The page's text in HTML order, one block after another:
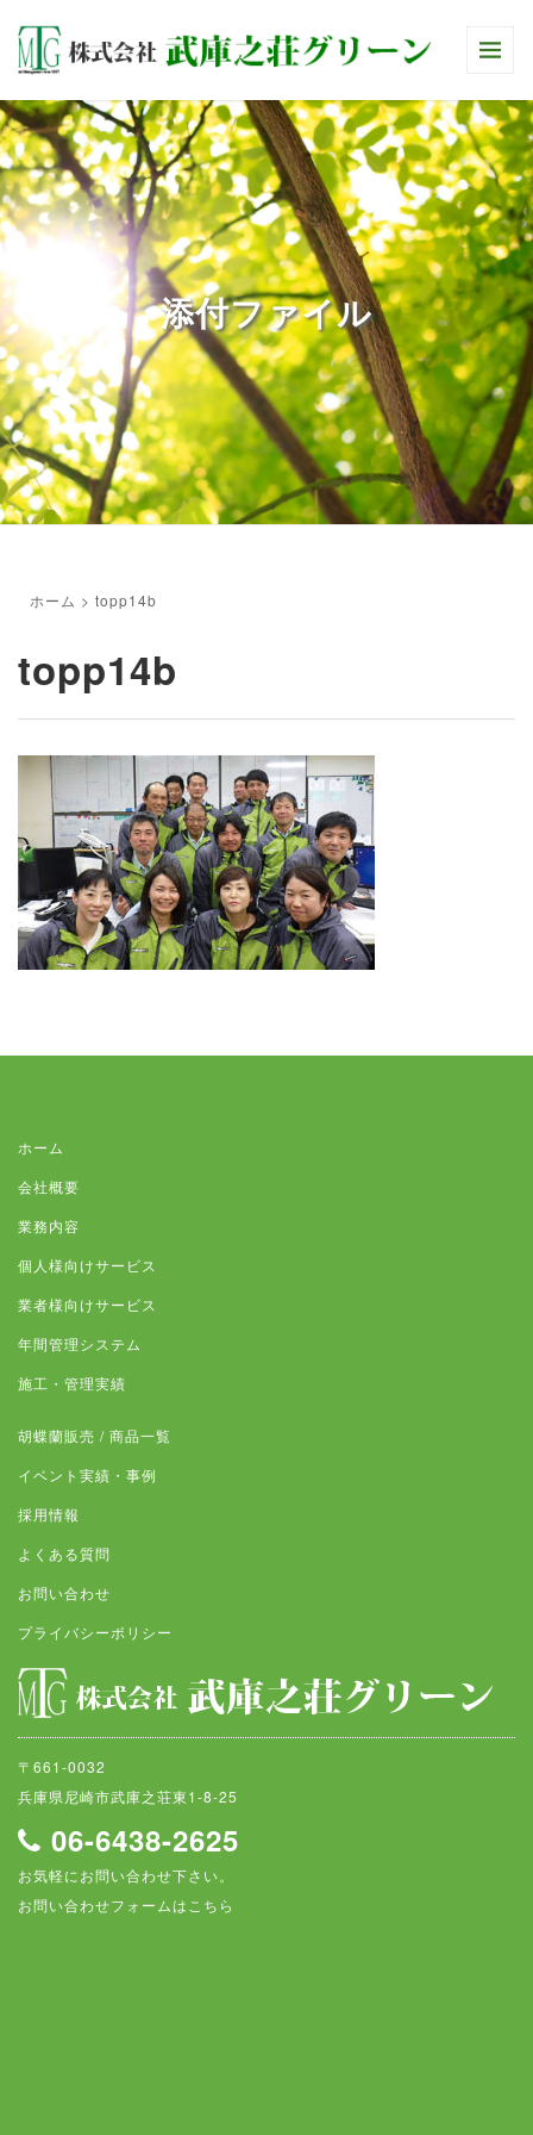
添付ファイル
ホーム > topp14b
topp14b
ホーム
会社概要
業務内容
個人様向けサービス
業者様向けサービス
年間管理システム
施工・管理実績
胡蝶蘭販売 / 商品一覧
イベント実績・事例
採用情報
よくある質問
お問い合わせ
プライバシーポリシー
〒661-0032
兵庫県尼崎市武庫之荘東1-8-25
06-6438-2625
お気軽にお問い合わせ下さい。
お問い合わせフォームはこちら